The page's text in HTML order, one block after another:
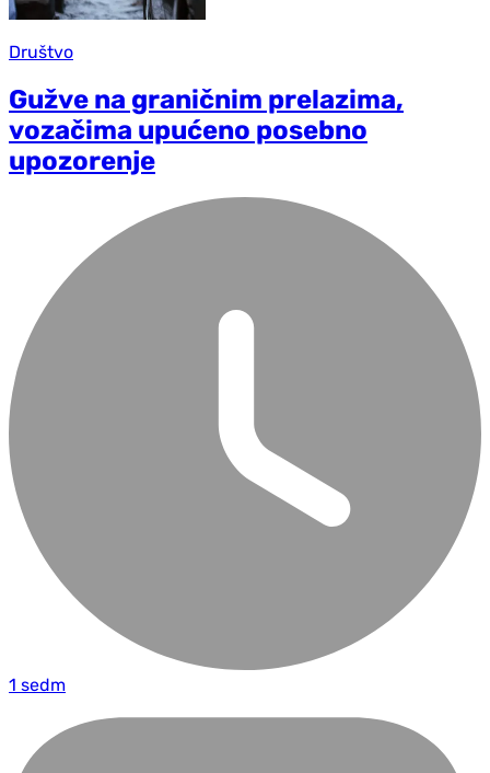
Društvo
Gužve na graničnim prelazima,
vozačima upućeno posebno
upozorenje
1 sedm